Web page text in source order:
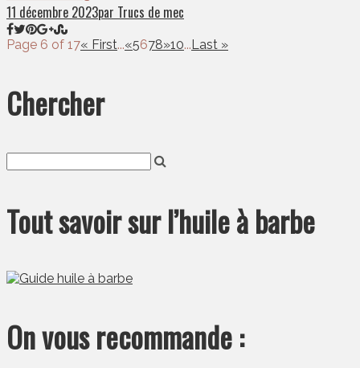
11 décembre 2023par Trucs de mec
Page 6 of 17« First...«5678»10...Last »
Chercher
Tout savoir sur l’huile à barbe
On vous recommande :